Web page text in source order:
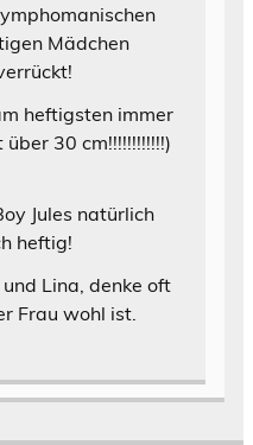
Mädchen
heftigsten immer
30 cm!!!!!!!!!!!!)
Jules natürlich
heftig!
Lina, denke oft
Frau wohl ist.